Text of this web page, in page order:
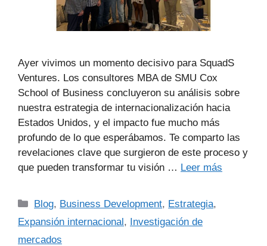
Ayer vivimos un momento decisivo para SquadS
Ventures. Los consultores MBA de SMU Cox
School of Business concluyeron su análisis sobre
nuestra estrategia de internacionalización hacia
Estados Unidos, y el impacto fue mucho más
profundo de lo que esperábamos. Te comparto las
revelaciones clave que surgieron de este proceso y
que pueden transformar tu visión … Leer más
Blog, Business Development, Estrategia,
Expansión internacional, Investigación de
mercados